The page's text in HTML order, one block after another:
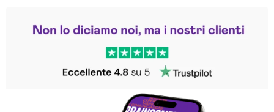
Trustpilot